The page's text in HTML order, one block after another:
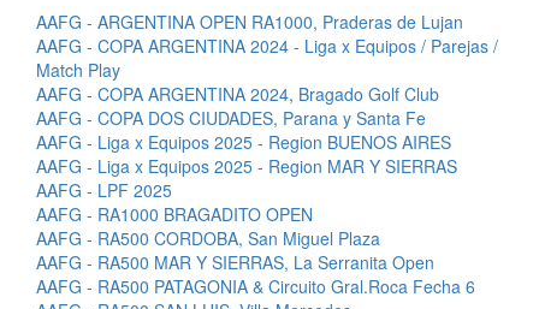
AAFG - ARGENTINA OPEN RA1000, Praderas de Lujan
AAFG - COPA ARGENTINA 2024 - Liga x Equipos / Parejas /
Match Play
AAFG - COPA ARGENTINA 2024, Bragado Golf Club
AAFG - COPA DOS CIUDADES, Parana y Santa Fe
AAFG - Liga x Equipos 2025 - Region BUENOS AIRES
AAFG - Liga x Equipos 2025 - Region MAR Y SIERRAS
AAFG - LPF 2025
AAFG - RA1000 BRAGADITO OPEN
AAFG - RA500 CORDOBA, San Miguel Plaza
AAFG - RA500 MAR Y SIERRAS, La Serranita Open
AAFG - RA500 PATAGONIA & Circuito Gral.Roca Fecha 6